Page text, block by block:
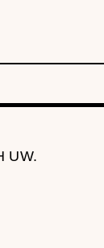
UW.